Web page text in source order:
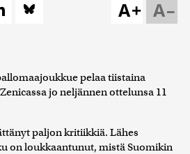
A–
A+
pelaa tiistaina
jo neljännen ottelunsa 11
paljon kritiikkiä. Lähes
on loukkaantunut, mistä Suomikin